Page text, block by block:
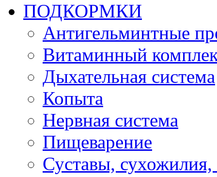
ПОДКОРМКИ
Антигельминтные
Витаминный
Дыхательная система
Копыта
Нервная система
Пищеварение
Суставы, сухожилия,